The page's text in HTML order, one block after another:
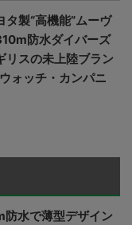
タ製“高機能”ムーヴ
防水ダイバーズ
リスの未上陸ブラン
ォッチ・カンパニ
水で薄型デザイン